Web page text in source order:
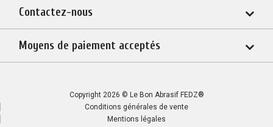
Contactez-nous
Moyens de paiement acceptés
Copyright 2026 © Le Bon Abrasif FEDZ®
Conditions générales de vente
Mentions légales